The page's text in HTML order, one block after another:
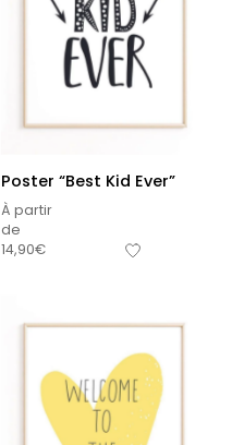
Poster “Best Kid Ever”
À partir
de
14,90€